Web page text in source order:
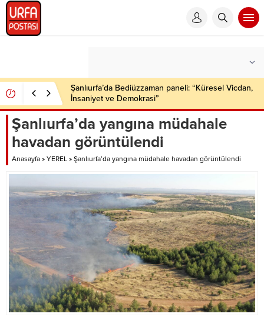
Şanlıurfa’da çok sayıda ruhsatsız silah ele geçirildi
Şanlıurfa’da yangına müdahale
havadan görüntülendi
Anasayfa » YEREL » Şanlıurfa’da yangına müdahale havadan görüntülendi